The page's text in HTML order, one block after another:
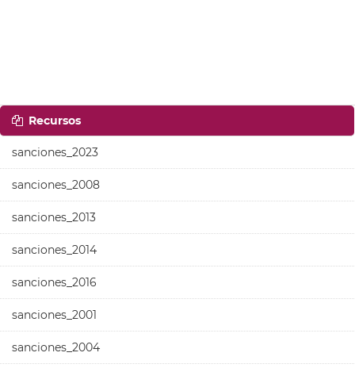
Recursos
sanciones_2023
sanciones_2008
sanciones_2013
sanciones_2014
sanciones_2016
sanciones_2001
sanciones_2004